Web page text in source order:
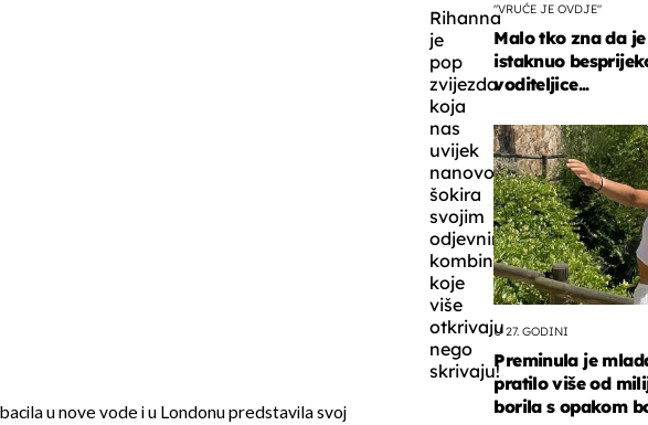
Rihanna
je
pop
zvijezda
koja
nas
uvijek
nanovo
šokira
svojim
odjevnim
kombinacijama
koje
više
otkrivaju
nego
skrivaju!
u nove vode i u Londonu predstavila svoj
"VRUĆE JE OVDJE"
Malo tko zna da
istaknuo
voditeljice...
U 27. GODINI
Preminula je
pratilo više od
borila s opakom